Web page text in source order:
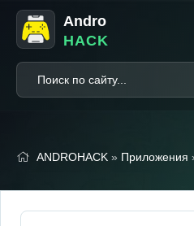
Andro
HACK
ANDROHACK » Приложения